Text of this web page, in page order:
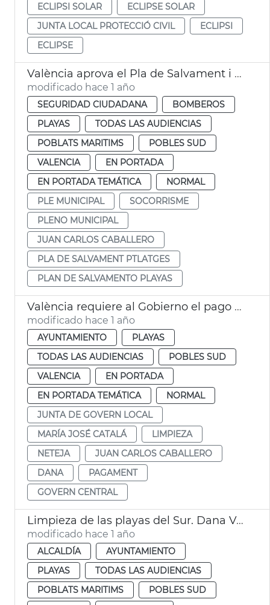
ECLIPSI SOLAR
ECLIPSE SOLAR
JUNTA LOCAL PROTECCIÓ CIVIL
ECLIPSI
ECLIPSE
València aprova el Pla de Salvament i Socorrisme a les platges de la ciutat
modificado hace 1 año
SEGURIDAD CIUDADANA
BOMBEROS
PLAYAS
TODAS LAS AUDIENCIAS
POBLATS MARITIMS
POBLES SUD
VALENCIA
EN PORTADA
EN PORTADA TEMÁTICA
NORMAL
PLE MUNICIPAL
SOCORRISME
PLENO MUNICIPAL
JUAN CARLOS CABALLERO
PLA DE SALVAMENT PTLATGES
PLAN DE SALVAMENTO PLAYAS
València requiere al Gobierno el pago de la limpieza de las playas por la dana
modificado hace 1 año
AYUNTAMIENTO
PLAYAS
TODAS LAS AUDIENCIAS
POBLES SUD
VALENCIA
EN PORTADA
EN PORTADA TEMÁTICA
NORMAL
JUNTA DE GOVERN LOCAL
MARÍA JOSÉ CATALÁ
LIMPIEZA
NETEJA
JUAN CARLOS CABALLERO
DANA
PAGAMENT
GOVERN CENTRAL
Limpieza de las playas del Sur. Dana València
modificado hace 1 año
ALCALDÍA
AYUNTAMIENTO
PLAYAS
TODAS LAS AUDIENCIAS
POBLATS MARITIMS
POBLES SUD